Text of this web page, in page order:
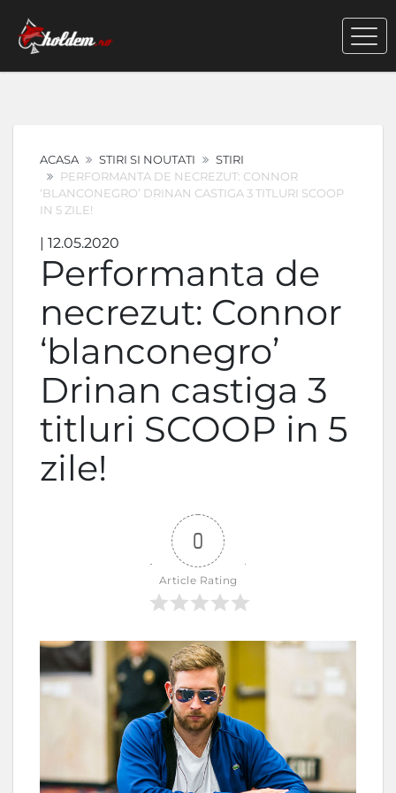
ACASA STIRI SI NOUTATI
STIRI
PERFORMANTA DE NECREZUT: CONNOR
‘BLANCONEGRO’ DRINAN CASTIGA 3 TITLURI SCOOP
IN 5 ZILE!
| 12.05.2020
Performanta de
necrezut: Connor
‘blanconegro’
Drinan castiga 3
titluri SCOOP in 5
zile!
0
Article Rating